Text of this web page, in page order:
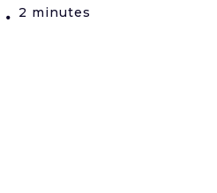
• 2 minutes